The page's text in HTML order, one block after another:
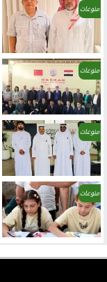
منوعات
منوعات
منوعات
منوعات